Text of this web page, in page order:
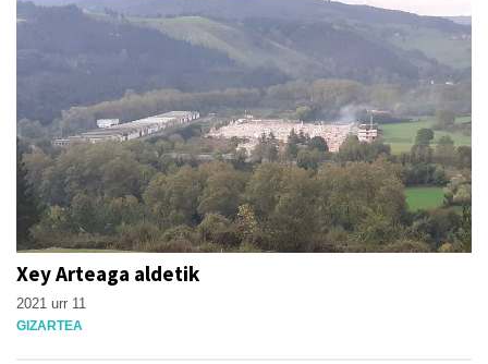
Xey Arteaga aldetik
2021 urr 11
GIZARTEA